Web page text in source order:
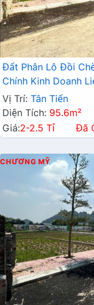
Đất Phân Lô Đồi
Chính Kinh Doanh
Vị Trí: Tân Tiến
Diện Tích: 95.6m²
Giá:2-2.5 Tỉ Đã
CHƯƠNG MỸ